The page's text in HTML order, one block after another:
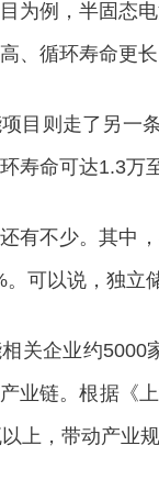
例，半固态电
、循环寿命更
则走了另一条
寿命可达1.3万
不少。其中，
可以说，独立
企业约5000家
业链。根据《
上，带动产业规